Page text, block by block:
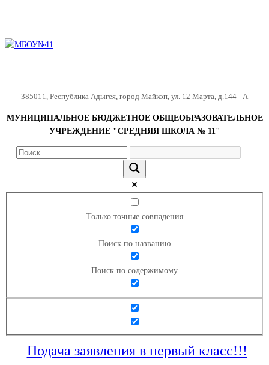
385011, Республика Адыгея, город Майкоп, ул. 12 Марта, д.144 - А
МУНИЦИПАЛЬНОЕ БЮДЖЕТНОЕ ОБЩЕОБРАЗОВАТЕЛЬНОЕ
УЧРЕЖДЕНИЕ "СРЕДНЯЯ ШКОЛА № 11"
Только точные совпадения
Поиск по названию
Поиск по содержимому
Подача заявления в первый класс!!!